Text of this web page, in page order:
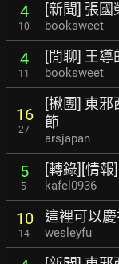
4
10
[新聞] 張
booksweet
4
11
[閒聊] 王導
booksweet
16
27
[揪團] 東
節
arsjapan
5
5
[轉錄][情
kafel0936
10
14
這裡可以
wesleyfu